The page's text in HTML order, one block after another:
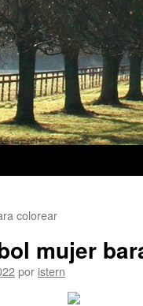
colorear
mujer
por istern